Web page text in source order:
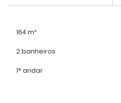
164 m²
2 banheiros
1° andar